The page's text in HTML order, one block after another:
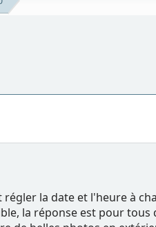
la date et l'heure à
la réponse est pour tous